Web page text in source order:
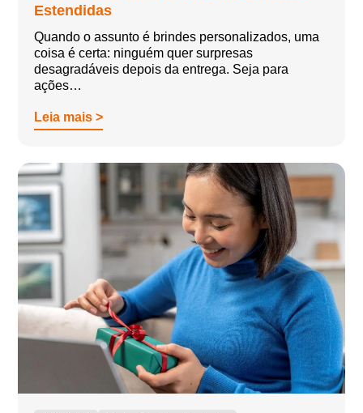
Estendidas
Quando o assunto é brindes personalizados, uma
coisa é certa: ninguém quer surpresas
desagradáveis depois da entrega. Seja para
ações…
Leia mais >